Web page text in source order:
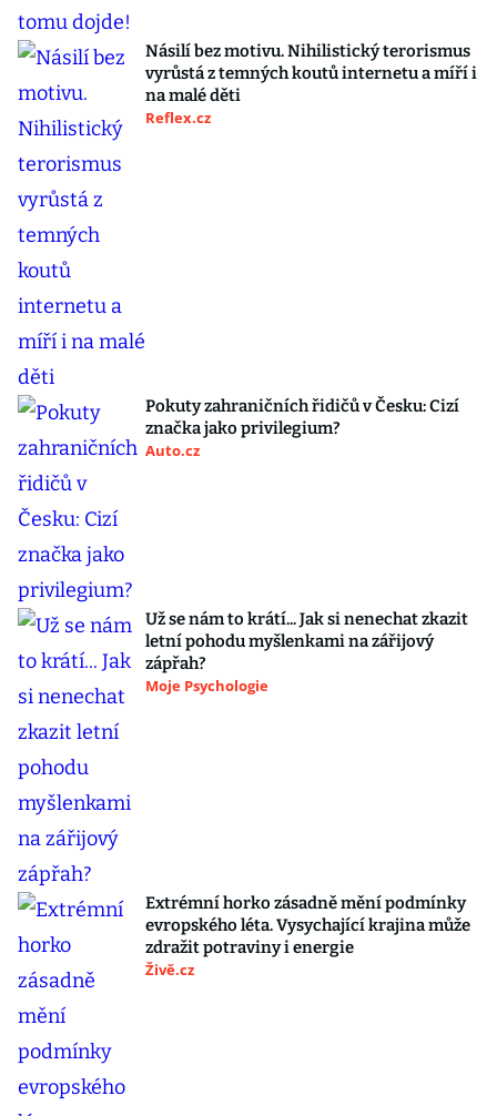
Násilí bez motivu. Nihilistický terorismus
vyrůstá z temných koutů internetu a míří i
na malé děti
Reflex.cz
Pokuty zahraničních řidičů v Česku: Cizí
značka jako privilegium?
Auto.cz
Už se nám to krátí... Jak si nenechat zkazit
letní pohodu myšlenkami na zářijový
zápřah?
Moje Psychologie
Extrémní horko zásadně mění podmínky
evropského léta. Vysychající krajina může
zdražit potraviny i energie
Živě.cz